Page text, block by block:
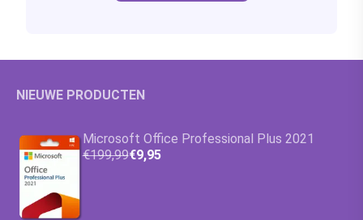
NIEUWE PRODUCTEN
Microsoft Office Professional Plus 2021
€199,99€9,95